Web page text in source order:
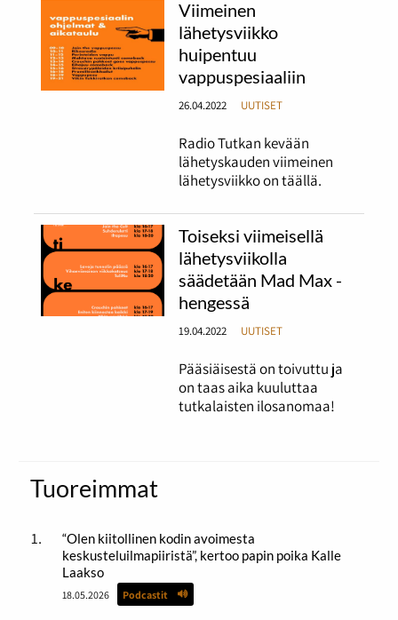
Viimeinen
lähetysviikko
huipentuu
vappuspesiaaliin
26.04.2022 UUTISET
Radio Tutkan kevään
lähetyskauden viimeinen
lähetysviikko on täällä.
Toiseksi viimeisellä
lähetysviikolla
säädetään Mad Max -
hengessä
19.04.2022 UUTISET
Pääsiäisestä on toivuttu ja
on taas aika kuuluttaa
tutkalaisten ilosanomaa!
Tuoreimmat
“Olen kiitollinen kodin avoimesta
keskusteluilmapiiristä”, kertoo papin poika Kalle
Laakso
18.05.2026 Podcastit